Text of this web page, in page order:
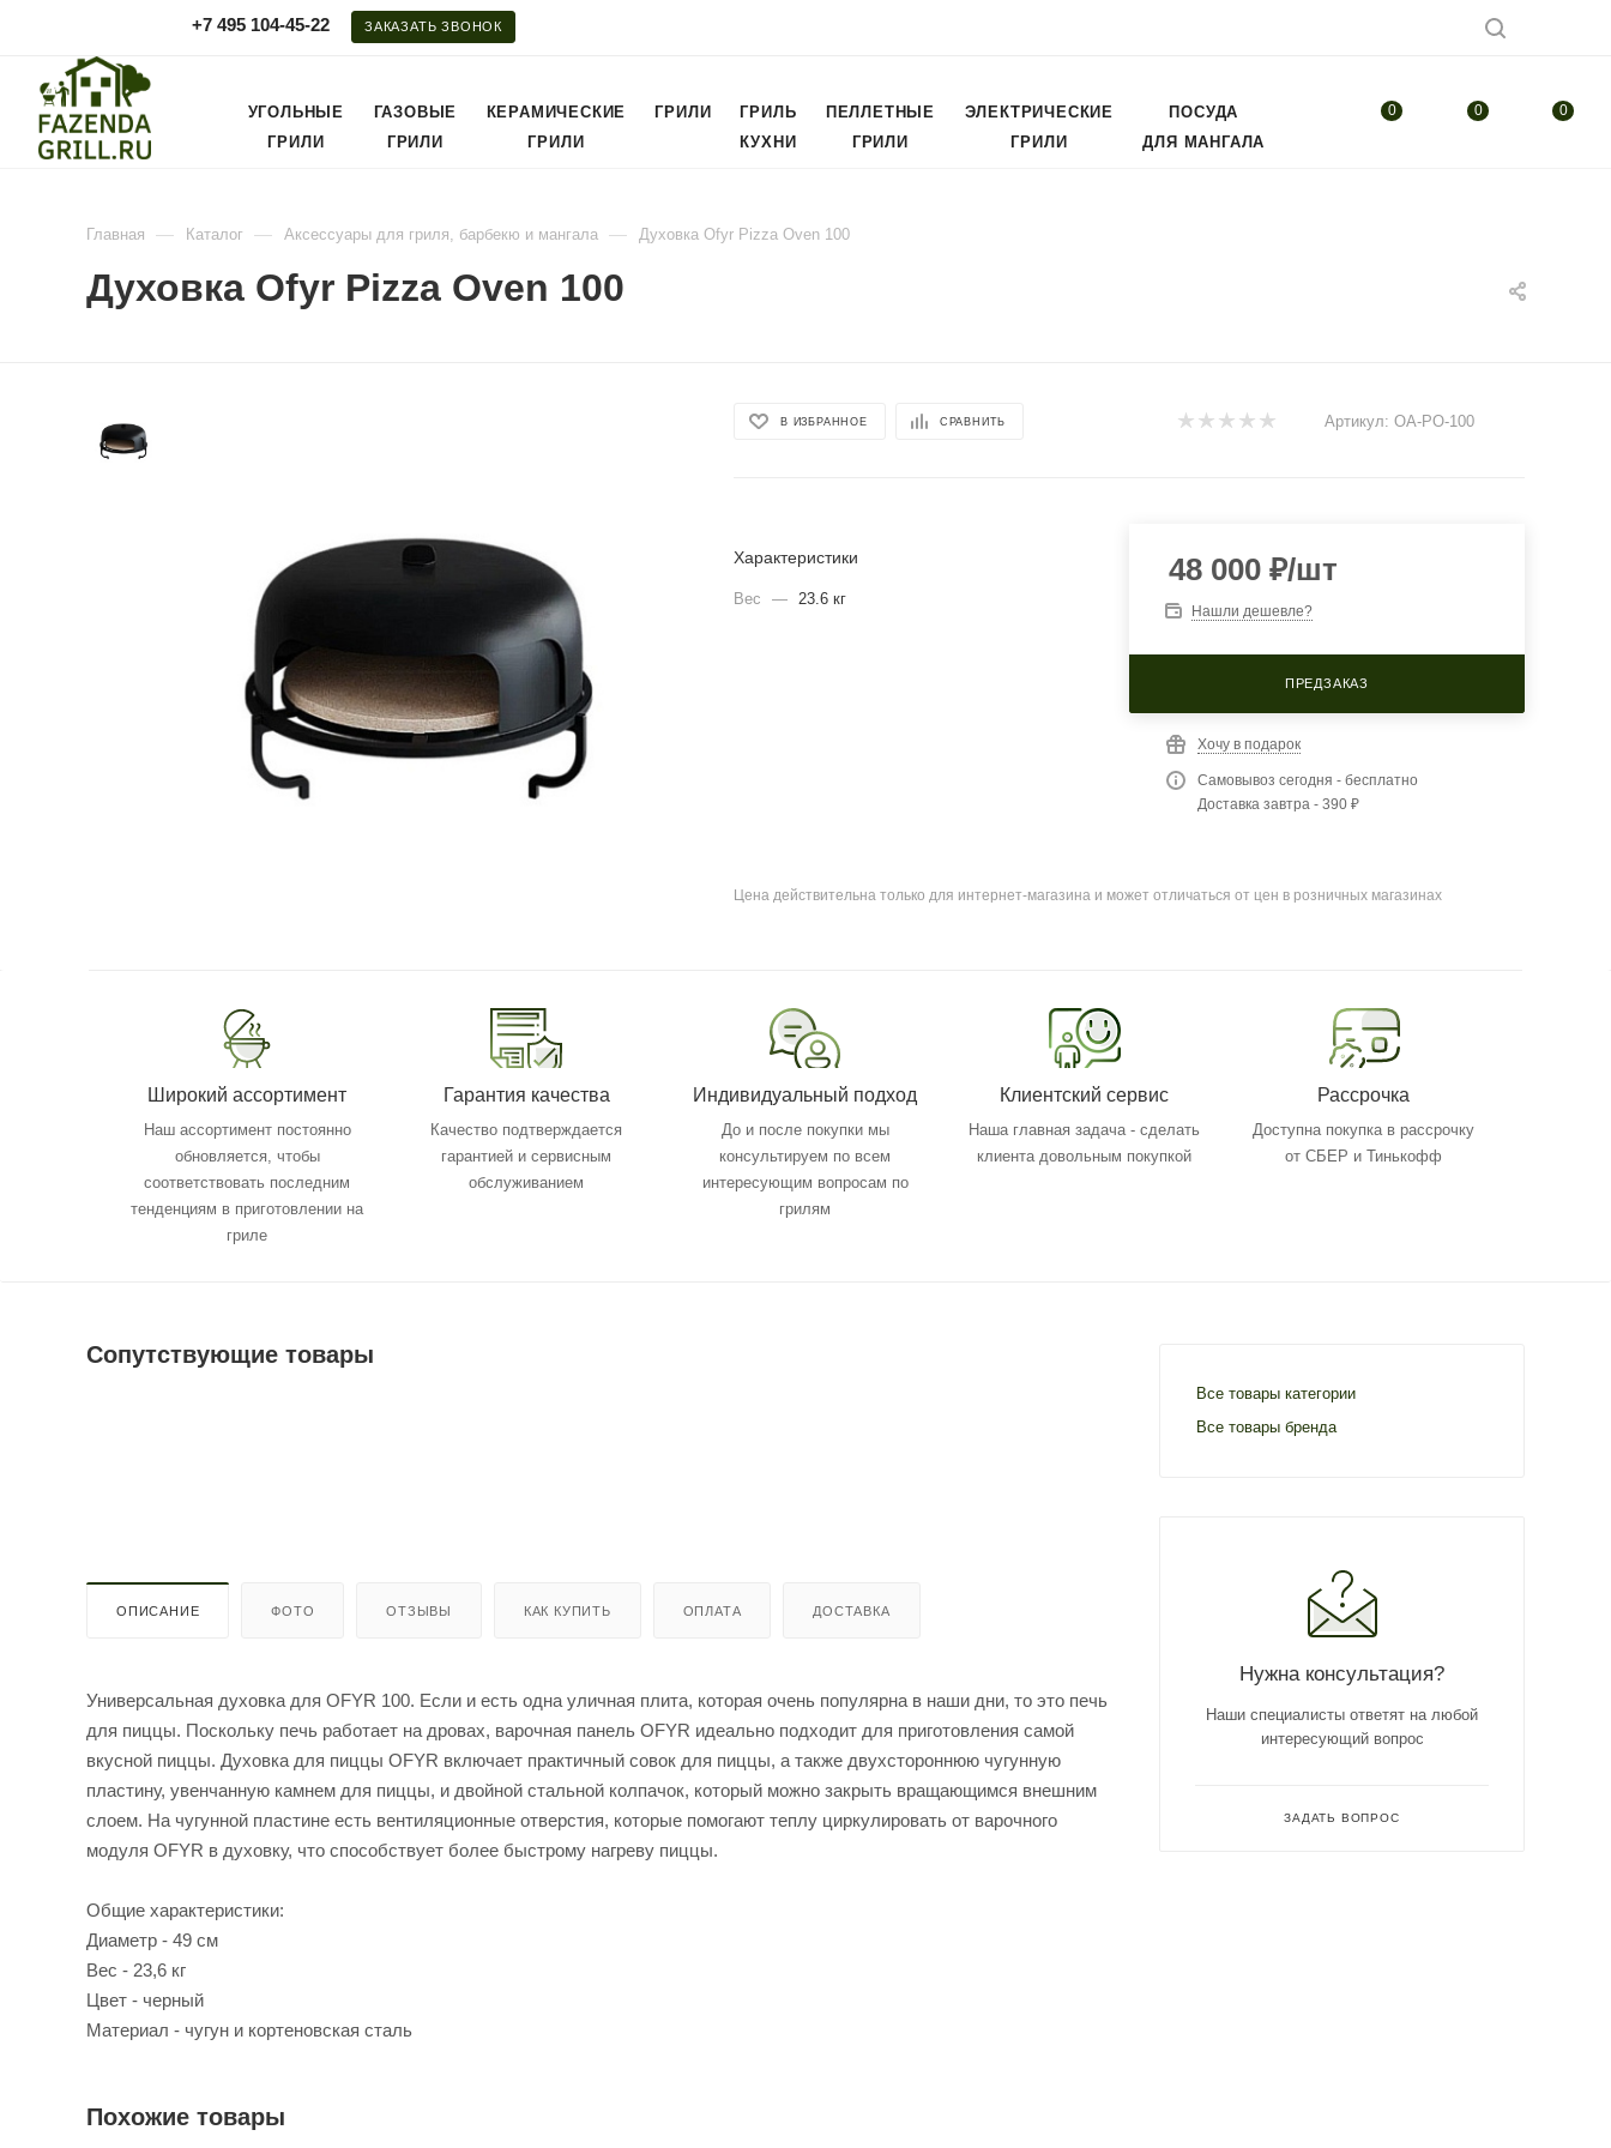
+7 495 104-45-22 ЗАКАЗАТЬ ЗВОНОК
0 0 0
УГОЛЬНЫЕ
ГРИЛИ
ГАЗОВЫЕ
ГРИЛИ
КЕРАМИЧЕСКИЕ
ГРИЛИ
ГРИЛИ
ГРИЛЬ
КУХНИ
ПЕЛЛЕТНЫЕ
ГРИЛИ
ЭЛЕКТРИЧЕСКИЕ
ГРИЛИ
ПОСУДА
ДЛЯ МАНГАЛА
Главная — Каталог — Аксессуары для гриля, барбекю и мангала — Духовка Ofyr Pizza Oven 100
Духовка Ofyr Pizza Oven 100
В ИЗБРАННОЕ СРАВНИТЬ Артикул: OA-PO-100
Характеристики
Вес — 23.6 кг
48 000 ₽/шт
Нашли дешевле?
ПРЕДЗАКАЗ
Хочу в подарок
Самовывоз сегодня - бесплатно
Доставка завтра - 390 ₽
Цена действительна только для интернет-магазина и может отличаться от цен в розничных магазинах
Широкий ассортимент
Наш ассортимент постоянно
обновляется, чтобы
соответствовать последним
тенденциям в приготовлении на
гриле
Гарантия качества
Качество подтверждается
гарантией и сервисным
обслуживанием
Индивидуальный подход
До и после покупки мы
консультируем по всем
интересующим вопросам по
грилям
Клиентский сервис
Наша главная задача - сделать
клиента довольным покупкой
Рассрочка
Доступна покупка в рассрочку
от СБЕР и Тинькофф
Сопутствующие товары
ОПИСАНИЕ ФОТО ОТЗЫВЫ КАК КУПИТЬ ОПЛАТА ДОСТАВКА
Универсальная духовка для OFYR 100. Если и есть одна уличная плита, которая очень популярна в наши дни, то это печь
для пиццы. Поскольку печь работает на дровах, варочная панель OFYR идеально подходит для приготовления самой
вкусной пиццы. Духовка для пиццы OFYR включает практичный совок для пиццы, а также двухстороннюю чугунную
пластину, увенчанную камнем для пиццы, и двойной стальной колпачок, который можно закрыть вращающимся внешним
слоем. На чугунной пластине есть вентиляционные отверстия, которые помогают теплу циркулировать от варочного
модуля OFYR в духовку, что способствует более быстрому нагреву пиццы.
Общие характеристики:
Диаметр - 49 см
Вес - 23,6 кг
Цвет - черный
Материал - чугун и кортеновская сталь
Похожие товары
Все товары категории
Все товары бренда
Нужна консультация?
Наши специалисты ответят на любой
интересующий вопрос
ЗАДАТЬ ВОПРОС